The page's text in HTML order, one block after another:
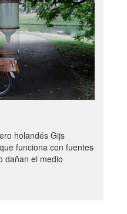
holandés Gijs
funciona con fuentes
dañan el medio